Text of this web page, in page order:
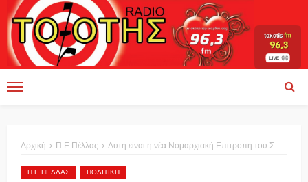
Αρχική Π.Ε.Πέλλας Αυτή είναι η νέα Νομαρχιακή Επιτροπή του ΣΥΡΙΖΑ – Π.Σ. Ν.ΠΕΛΛΑΣ.
Π.Ε.ΠΈΛΛΑΣ ΠΟΛΙΤΙΚΉ